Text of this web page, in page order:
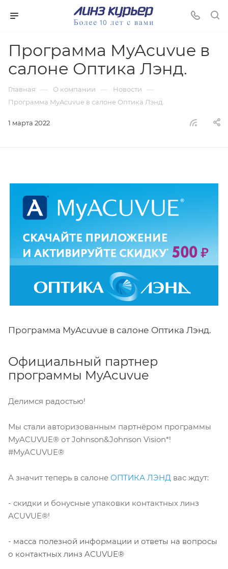
Программа MyAcuvue в
салоне Оптика Лэнд.
Главная — О компании — Новости —
Программа MyAcuvue в салоне Оптика Лэнд.
1 марта 2022
Программа MyAcuvue в салоне Оптика Лэнд.
Официальный партнер
программы MyAcuvue
Делимся радостью!
Мы стали авторизованным партнёром программы
MyACUVUE® от Johnson&Johnson Vision*!
#MyACUVUE®
А значит теперь в салоне ОПТИКА ЛЭНД вас ждут:
- скидки и бонусные упаковки контактных линз
ACUVUE®!
- масса полезной информации и ответы на вопросы
о контактных линз ACUVUE®